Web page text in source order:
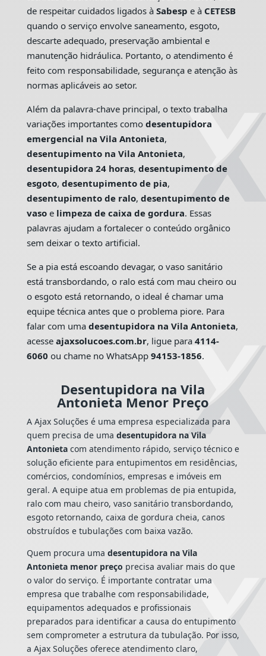
de respeitar cuidados ligados à Sabesp e à CETESB
quando o serviço envolve saneamento, esgoto,
descarte adequado, preservação ambiental e
manutenção hidráulica. Portanto, o atendimento é
feito com responsabilidade, segurança e atenção às
normas aplicáveis ao setor.
Além da palavra-chave principal, o texto trabalha
variações importantes como desentupidora
emergencial na Vila Antonieta,
desentupimento na Vila Antonieta,
desentupidora 24 horas, desentupimento de
esgoto, desentupimento de pia,
desentupimento de ralo, desentupimento de
vasoe limpeza de caixa de gordura. Essas
palavras ajudam a fortalecer o conteúdo orgânico
sem deixar o texto artificial.
Se a pia está escoando devagar, o vaso sanitário
está transbordando, o ralo está com mau cheiro ou
o esgoto está retornando, o ideal é chamar uma
equipe técnica antes que o problema piore. Para
falar com uma desentupidora na Vila Antonieta,
acesse ajaxsolucoes.com.br, ligue para 4114-
6060 ou chame no WhatsApp 94153-1856.
Desentupidora na Vila
Antonieta Menor Preço
A Ajax Soluções é uma empresa especializada para
quem precisa de uma desentupidora na Vila
Antonietacom atendimento rápido, serviço técnico e
solução eficiente para entupimentos em residências,
comércios, condomínios, empresas e imóveis em
geral. A equipe atua em problemas de pia entupida,
ralo com mau cheiro, vaso sanitário transbordando,
esgoto retornando, caixa de gordura cheia, canos
obstruídos e tubulações com baixa vazão.
Quem procura uma desentupidora na Vila
Antonieta menor preço precisa avaliar mais do que
o valor do serviço. É importante contratar uma
empresa que trabalhe com responsabilidade,
equipamentos adequados e profissionais
preparados para identificar a causa do entupimento
sem comprometer a estrutura da tubulação. Por isso,
a Ajax Soluções oferece atendimento claro,